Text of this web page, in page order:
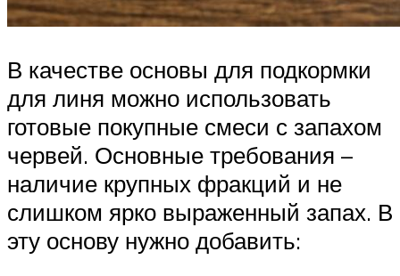
В качестве основы для подкормки
для линя можно использовать
готовые покупные смеси с запахом
червей. Основные требования –
наличие крупных фракций и не
слишком ярко выраженный запах. В
эту основу нужно добавить: